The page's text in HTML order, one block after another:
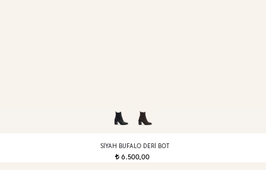
SIYAH BUFALO DERI BOT
t 6.500,00